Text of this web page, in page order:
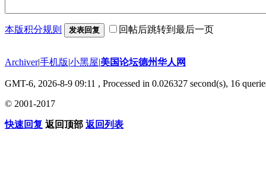
本版积分规则 发表回复 回帖后跳转到最后一页
Archiver|手机版|小黑屋|美国论坛德州华人网
GMT-6, 2026-8-9 09:11 , Processed in 0.026327 second(s), 16
© 2001-2017
快速回复 返回顶部 返回列表